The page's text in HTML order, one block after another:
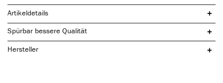
Artikeldetails
Spürbar bessere Qualität
Hersteller